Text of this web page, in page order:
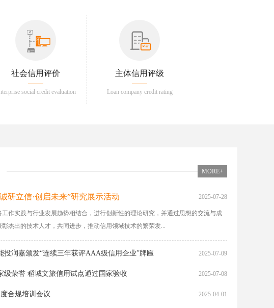
社会信用评价
social credit evaluation
主体信用评级
Loan company credit rating
MORE+
研立信·创启未来”研究展示活动 2025-07-28
工作实践与行业发展趋势相结合，进行创新性的理论研究，并通过思想的交流与成
杰出的技术人才，共同进步，推动信用领域技术的繁荣发...
投润嘉颁发​“连续三年获评AAA级信用企业”牌匾 2025-07-09
级荣誉 稻城文旅信用试点通过国家验收 2025-07-08
合规培训会议 2025-04-01